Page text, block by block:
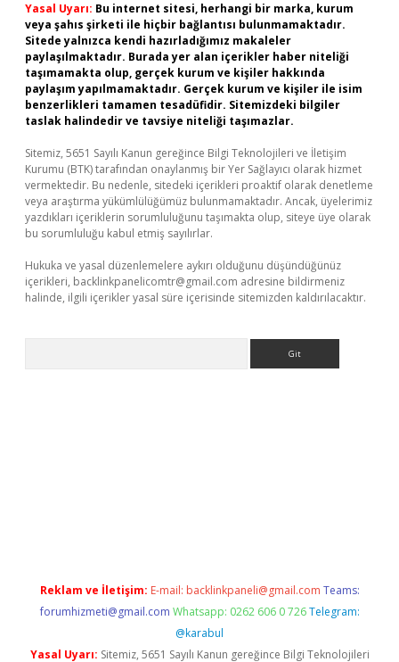
Yasal Uyarı: Bu internet sitesi, herhangi bir marka, kurum
veya şahıs şirketi ile hiçbir bağlantısı bulunmamaktadır.
Sitede yalnızca kendi hazırladığımız makaleler
paylaşılmaktadır. Burada yer alan içerikler haber niteliği
taşımamakta olup, gerçek kurum ve kişiler hakkında
paylaşım yapılmamaktadır. Gerçek kurum ve kişiler ile isim
benzerlikleri tamamen tesadüfidir. Sitemizdeki bilgiler
taslak halindedir ve tavsiye niteliği taşımazlar.
Sitemiz, 5651 Sayılı Kanun gereğince Bilgi Teknolojileri ve İletişim
Kurumu (BTK) tarafından onaylanmış bir Yer Sağlayıcı olarak hizmet
vermektedir. Bu nedenle, sitedeki içerikleri proaktif olarak denetleme
veya araştırma yükümlülüğümüz bulunmamaktadır. Ancak, üyelerimiz
yazdıkları içeriklerin sorumluluğunu taşımakta olup, siteye üye olarak
bu sorumluluğu kabul etmiş sayılırlar.
Hukuka ve yasal düzenlemelere aykırı olduğunu düşündüğünüz
içerikleri, backlinkpanelicomtr@gmail.com adresine bildirmeniz
halinde, ilgili içerikler yasal süre içerisinde sitemizden kaldırılacaktır.
Reklam ve İletişim: E-mail: backlinkpaneli@gmail.com Teams:
forumhizmeti@gmail.com Whatsapp: 0262 606 0 726 Telegram:
@karabul
Yasal Uyarı: Sitemiz, 5651 Sayılı Kanun gereğince Bilgi Teknolojileri